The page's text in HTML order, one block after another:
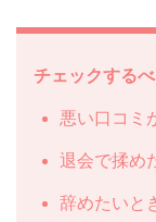
チェックする
悪い口コミ
退会で揉め
辞めたいと